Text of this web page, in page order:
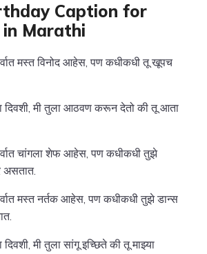
Caption for
in Marathi
मस्त विनोद आहेस, पण कधीकधी तू खूपच
दिवशी, मी तुला आठवण करून देतो की तू आता
चांगला शेफ आहेस, पण कधीकधी तुझे
असतात.
मस्त नर्तक आहेस, पण कधीकधी तुझे डान्स
दिवशी, मी तुला सांगू इच्छिते की तू माझ्या